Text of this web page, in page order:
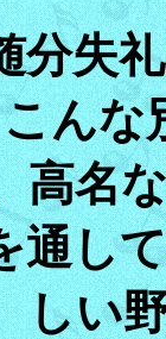
分失
んな
高名
通し
しい